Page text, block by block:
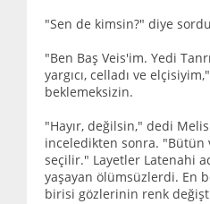
"Sen de kimsin?" diye
"Ben Baş Veis'im. Yedi
yargıcı, celladı ve
beklemeksizin.
"Hayır, değilsin," dedi
inceledikten sonra. "Bütün
seçilir." Layetler Latenahi
yaşayan ölümsüzlerdi. En
birisi gözlerinin renk